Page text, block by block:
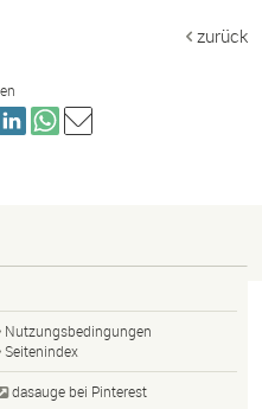
zurück
Nutzungsbedingungen
Seitenindex
dasauge bei Pinterest